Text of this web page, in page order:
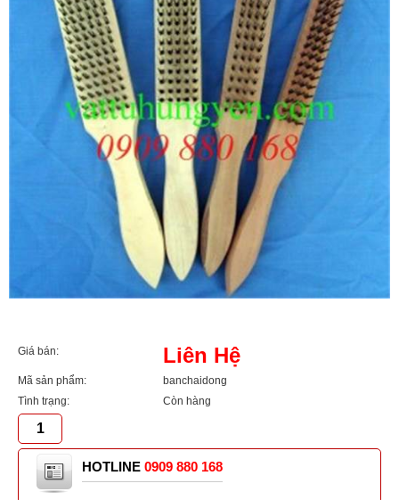
Giá bán: Liên Hệ
Mã sản phẩm:
banchaidong
Tình trạng:
Còn hàng
HOTLINE 0909 880 168